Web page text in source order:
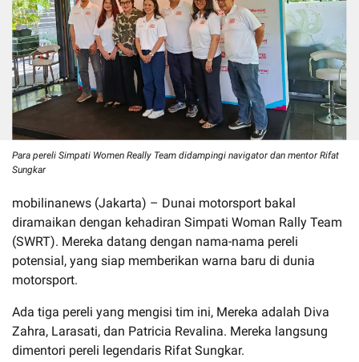
Para pereli Simpati Women Really Team didampingi navigator dan mentor Rifat
Sungkar
mobilinanews (Jakarta) – Dunai motorsport bakal
diramaikan dengan kehadiran Simpati Woman Rally Team
(SWRT). Mereka datang dengan nama-nama pereli
potensial, yang siap memberikan warna baru di dunia
motorsport.
Ada tiga pereli yang mengisi tim ini, Mereka adalah Diva
Zahra, Larasati, dan Patricia Revalina. Mereka langsung
dimentori pereli legendaris Rifat Sungkar.